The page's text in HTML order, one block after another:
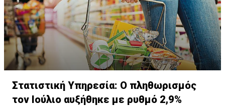
Πηγή: ΚΥΠΕ
Στατιστική Υπηρεσία: Ο πληθωρισμός
τον Ιούλιο αυξήθηκε με ρυθμό 2,9%